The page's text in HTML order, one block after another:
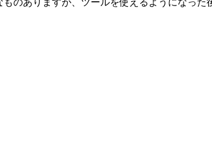
のありますが、ツールを使えるようになった